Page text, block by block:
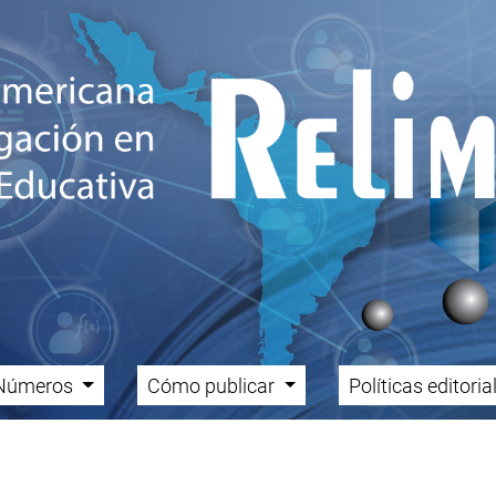
Cómo publicar Políticas